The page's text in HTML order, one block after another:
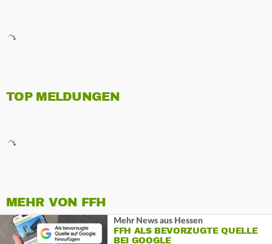
TOP MELDUNGEN
MEHR VON FFH
Mehr News aus Hessen
FFH ALS BEVORZUGTE QUELLE
BEI GOOGLE